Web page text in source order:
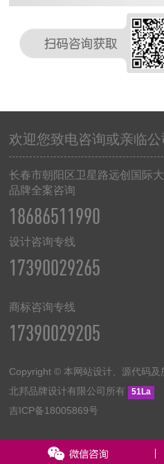
欢迎您致电咨询或亲临公
长春市朝阳区卫星路远创国际
品牌全案咨询
18686511990
设计咨询专线
17390029265
商标咨询专线
17390029205
Copyright © 本网站设计、源代码
北邦品牌设计有限公司所有
51La
吉ICP备18005869号